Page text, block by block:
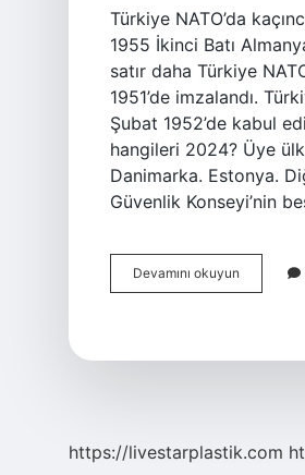
Türkiye NATO’da
1955 İkinci Batı
satır daha Türkiye
1951’de imzalandı.
Şubat 1952’de kabul
hangileri 2024? Üye
Danimarka. Estonya.
Güvenlik Konseyi’nin
Devamını okuyun
Natoya
https://livestarplastik.com